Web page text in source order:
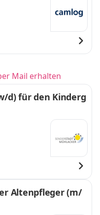
Mail erhalten
d) für den Kinderg
Altenpfleger (m/